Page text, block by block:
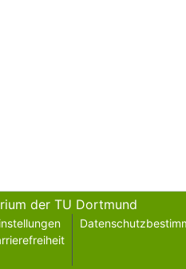
der TU Dortmund